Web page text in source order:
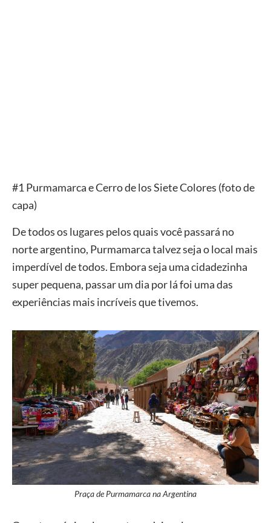
#1 Purmamarca e Cerro de los Siete Colores (foto de
capa)
De todos os lugares pelos quais você passará no
norte argentino, Purmamarca talvez seja o local mais
imperdível de todos. Embora seja uma cidadezinha
super pequena, passar um dia por lá foi uma das
experiências mais incríveis que tivemos.
Praça de Purmamarca na Argentina